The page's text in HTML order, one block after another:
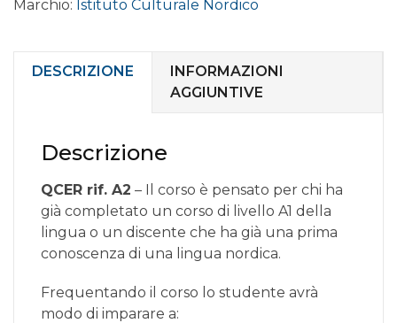
online
ELEMENTARE
A2.3
Marchio: Istituto Culturale Nordico
DESCRIZIONE
INFORMAZIONI
AGGIUNTIVE
Descrizione
QCER rif. A2 – Il corso è pensato per chi ha
già completato un corso di livello A1 della
lingua o un discente che ha già una prima
conoscenza di una lingua nordica.
Frequentando il corso lo studente avrà
modo di imparare a: